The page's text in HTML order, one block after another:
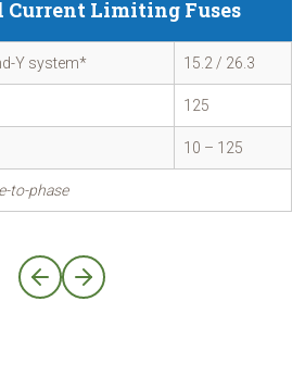
Current Limiting Fuses
Y system* 15.2 / 26.3
125
10 – 125
to-phase